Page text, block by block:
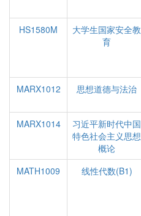
HS1580M
大学生国家安全教
育
MARX1012
思想道德与法治
MARX1014
习近平新时代中国
特色社会主义思想
概论
MATH1009 线性代数(B1)